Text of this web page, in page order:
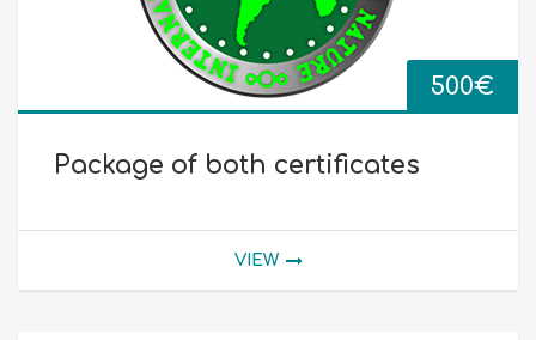
500€
Package of both certificates
VIEW